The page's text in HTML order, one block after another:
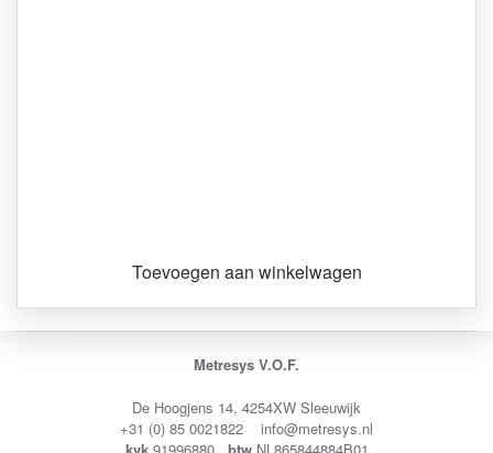
Toevoegen aan winkelwagen
Metresys V.O.F.
De Hoogjens 14, 4254XW Sleeuwijk
+31 (0) 85 0021822 info@metresys.nl